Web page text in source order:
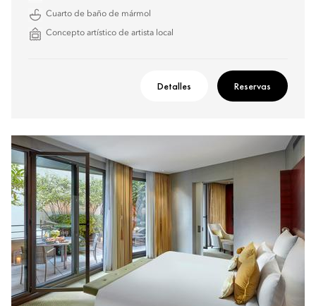
Cuarto de baño de mármol
Concepto artístico de artista local
Detalles Reservas